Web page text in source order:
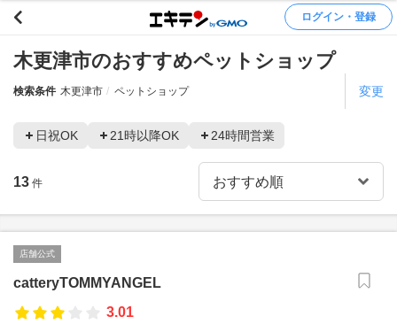
ログイン・登録
木更津市のおすすめペットショップ
検索条件 木更津市 ペットショップ 変更
日祝OK 21時以降OK 24時間営業
13 件
店舗公式
catteryTOMMYANGEL
3.01